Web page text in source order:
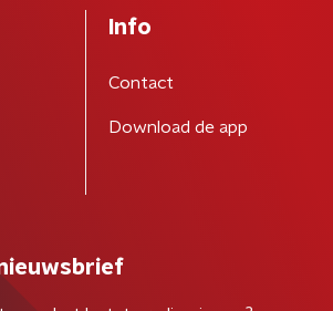
Info
Contact
Download de app